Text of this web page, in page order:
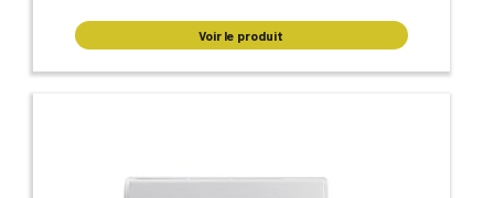
Voir le produit